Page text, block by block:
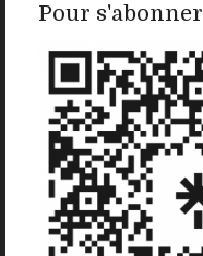
Pour s'abonner